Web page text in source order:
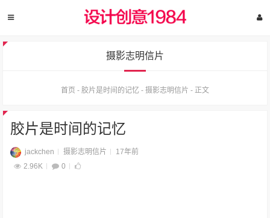
摄影志明信片
首页 - 胶片是时间的记忆 - 摄影志明信片 - 正文
胶片是时间的记忆
jackchen 摄影志明信片
17年前
2.96K
0